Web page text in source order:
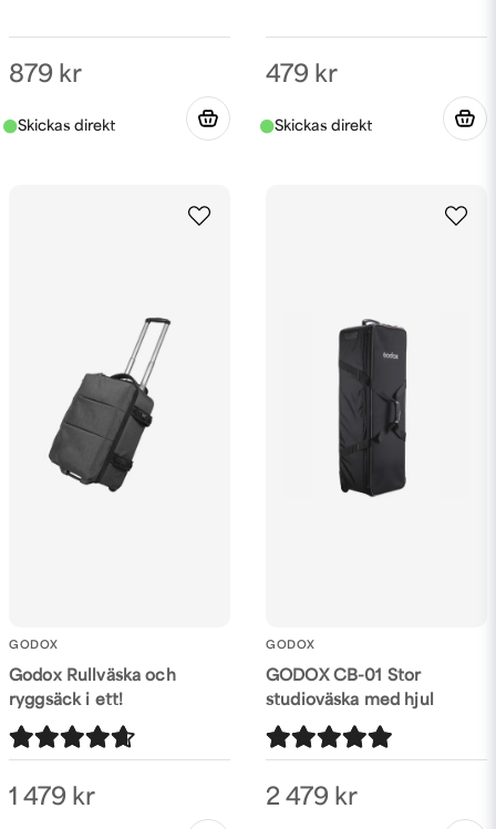
879 kr 479 kr
GODOX
Godox Rullväska och
ryggsäck i ett!
1 479 kr
GODOX
GODOX CB-01 Stor
studioväska med hjul
2 479 kr